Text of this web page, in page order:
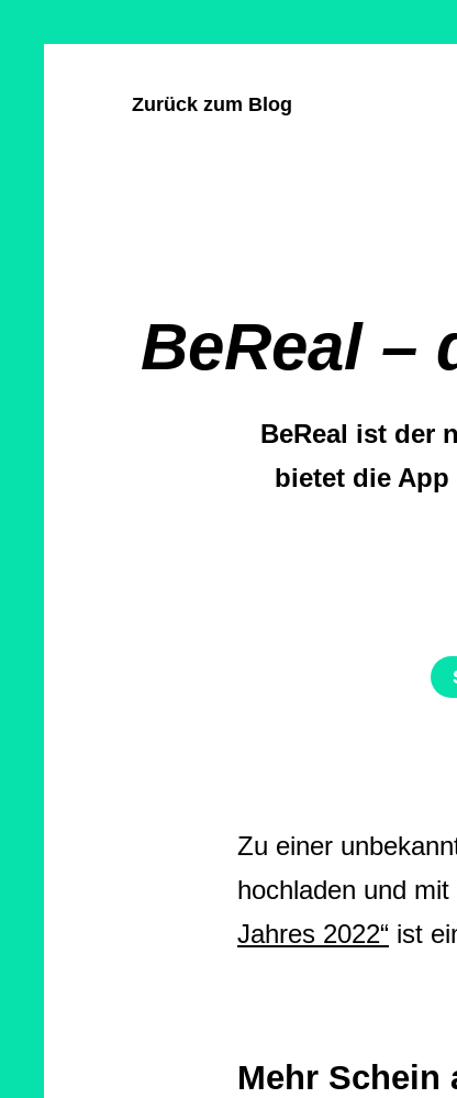
Zurück zum Blog
BeReal –
BeReal ist der
bietet die
Zu einer
hochladen und
Jahres 2022“ ist
Mehr Schein